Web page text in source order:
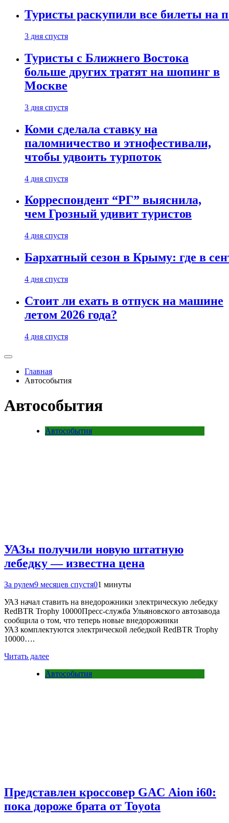
Туристы раскупили все билеты на
3 дня спустя
Туристы с Ближнего Востока
больше других тратят на шопинг в
Москве
3 дня спустя
Коми сделала ставку на
паломничество и этнофестивали,
чтобы удвоить турпоток
4 дня спустя
Корреспондент “РГ” выяснила,
чем Грозный удивит туристов
4 дня спустя
Бархатный сезон в Крыму: где в
4 дня спустя
Стоит ли ехать в отпуск на машине
летом 2026 года?
4 дня спустя
Главная
Автособытия
Автособытия
Автособытия
УАЗы получили новую штатную
лебедку — известна цена
За рулем9 месяцев спустя01 минуты
УАЗ начал ставить на внедорожники электрическую лебедку
RedBTR Trophy 10000Пресс-служба Ульяновского автозавода
сообщила о том, что теперь новые внедорожники
УАЗ комплектуются электрической лебедкой RedBTR Trophy
10000….
Читать далее
Автособытия
Представлен кроссовер GAC Aion i60:
пока дороже брата от Toyota